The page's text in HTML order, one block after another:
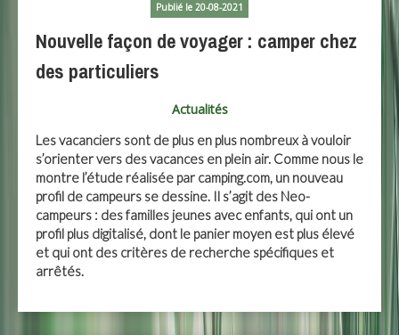
Publié le 20-08-2021
Nouvelle façon de voyager : camper chez
des particuliers
Actualités
Les vacanciers sont de plus en plus nombreux à vouloir
s’orienter vers des vacances en plein air. Comme nous le
montre l’étude réalisée par camping.com, un nouveau
profil de campeurs se dessine. Il s’agit des Neo-
campeurs : des familles jeunes avec enfants, qui ont un
profil plus digitalisé, dont le panier moyen est plus élevé
et qui ont des critères de recherche spécifiques et
arrêtés.